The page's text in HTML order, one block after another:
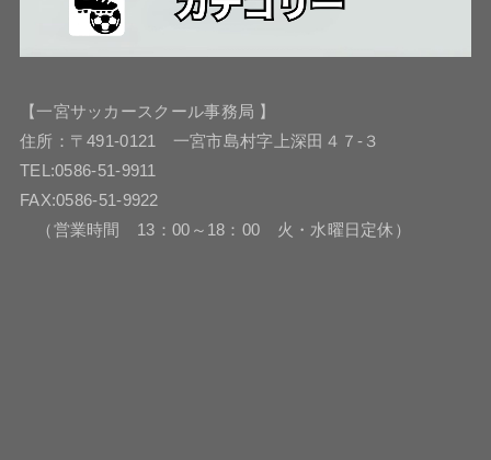
【一宮サッカースクール事務局 】
住所：〒491-0121 一宮市島村字上深田４７-３
TEL:0586-51-9911
FAX:0586-51-9922
（営業時間 13：00～18：00 火・水曜日定休）